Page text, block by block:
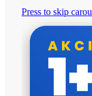
Press to skip